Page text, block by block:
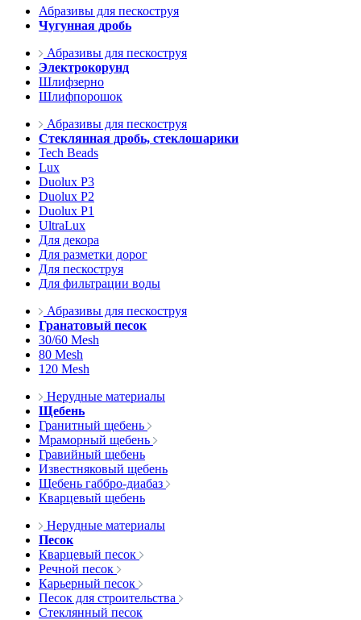
Абразивы для пескоструя
Чугунная дробь
Абразивы для пескоструя
Электрокорунд
Шлифзерно
Шлифпорошок
Абразивы для пескоструя
Стеклянная дробь, стеклошарики
Tech Beads
Lux
Duolux P3
Duolux P2
Duolux P1
UltraLux
Для декора
Для разметки дорог
Для пескоструя
Для фильтрации воды
Абразивы для пескоструя
Гранатовый песок
30/60 Mesh
80 Mesh
120 Mesh
Нерудные материалы
Щебень
Гранитный щебень
Мраморный щебень
Гравийный щебень
Известняковый щебень
Щебень габбро-диабаз
Кварцевый щебень
Нерудные материалы
Песок
Кварцевый песок
Речной песок
Карьерный песок
Песок для строительства
Стеклянный песок